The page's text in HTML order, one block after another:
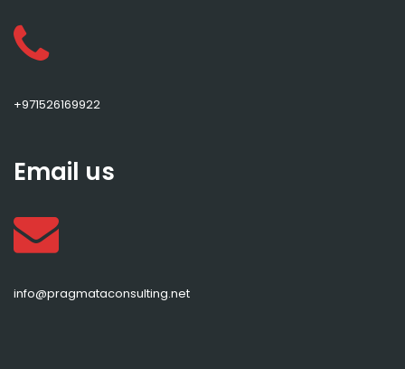
+971526169922
Email us
info@pragmataconsulting.net